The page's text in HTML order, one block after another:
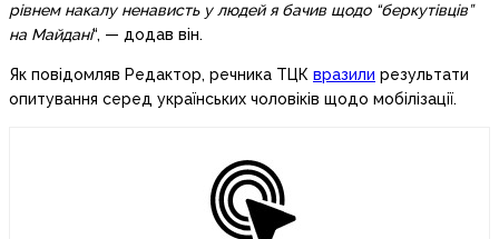
рівнем накалу ненависть у людей я бачив щодо “беркутівців”
на Майдані“, — додав він.
Як повідомляв Редактор, речника ТЦК вразили результати
опитування серед українських чоловіків щодо мобілізації.